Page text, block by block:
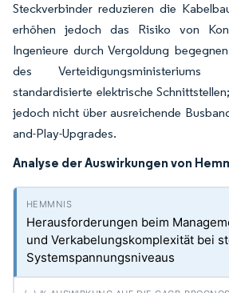
Steckverbinder reduzieren die
erhöhen jedoch das Risiko von
Ingenieure durch Vergoldung
des
standardisierte elektrische
jedoch nicht über ausreichende
and-Play-Upgrades.
Analyse der Auswirkungen von
Herausforderungen beim
und Verkabelungskomplexität bei
Systemspannungsniveaus